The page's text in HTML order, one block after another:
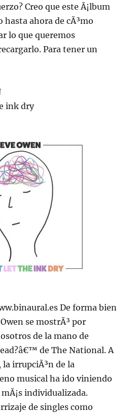
Creo que este Ã¡lbum
hasta ahora de cÃ³mo
lo que queremos
Para tener un
ink dry
De forma bien
se mostrÃ³ por
de la mano de
de The National. A
irrupciÃ³n de la
musical ha ido viniendo
individualizada.
de singles como